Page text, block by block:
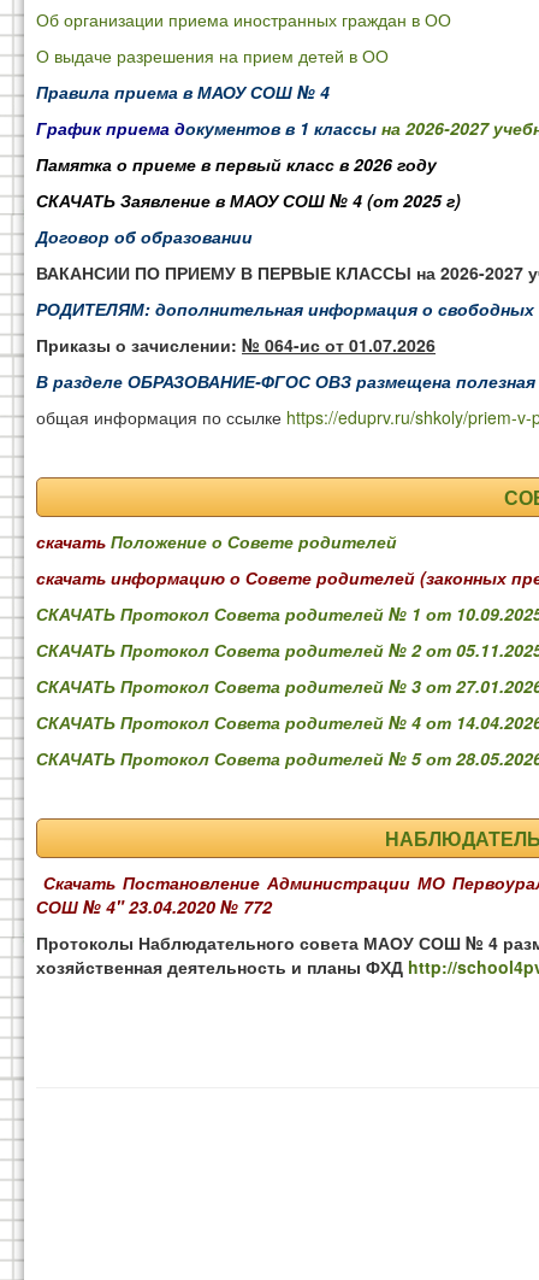
Об организации приема иностранных граждан в ОО
О выдаче разрешения на прием детей в ОО
Правила приема в МАОУ СОШ № 4
График приема документов в 1 классы на 2026-2027
Памятка о приеме в первый класс в 2026 году
СКАЧАТЬ Заявление в МАОУ СОШ № 4 (от 2025 г)
Договор об образовании
ВАКАНСИИ ПО ПРИЕМУ В ПЕРВЫЕ КЛАССЫ на 2026-2027
РОДИТЕЛЯМ: дополнительная информация о свободных
Приказы о зачислении: № 064-ис от 01.07.2026
В разделе ОБРАЗОВАНИЕ-ФГОС ОВЗ размещена
общая информация по ссылке https://eduprv.ru/shkoly/priem-v-
скачать Положение о Совете родителей
скачать информацию о Совете родителей (законных
СКАЧАТЬ Протокол Совета родителей № 1 от
СКАЧАТЬ Протокол Совета родителей № 2 от
СКАЧАТЬ Протокол Совета родителей № 3 от
СКАЧАТЬ Протокол Совета родителей № 4 от
СКАЧАТЬ Протокол Совета родителей № 5 от
Скачать Постановление Администрации МО
СОШ № 4" 23.04.2020 № 772
Протоколы Наблюдательного совета МАОУ СОШ № 4
хозяйственная деятельность и планы ФХД http://